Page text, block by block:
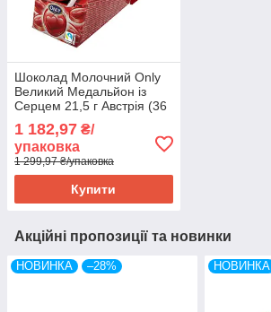
Шоколад Молочний Only
Великий Медальйон із
Серцем 21,5 г Австрія (36
шт/1 уп)
1 182,97 ₴/
упаковка
1 299,97 ₴/упаковка
Купити
Акційні пропозиції та новинки
НОВИНКА –28% НОВИНКА